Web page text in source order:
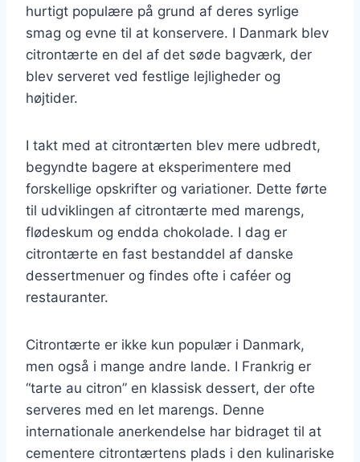
hurtigt populære på grund af deres syrlige
smag og evne til at konservere. I Danmark blev
citrontærte en del af det søde bagværk, der
blev serveret ved festlige lejligheder og
højtider.
I takt med at citrontærten blev mere udbredt,
begyndte bagere at eksperimentere med
forskellige opskrifter og variationer. Dette førte
til udviklingen af citrontærte med marengs,
flødeskum og endda chokolade. I dag er
citrontærte en fast bestanddel af danske
dessertmenuer og findes ofte i caféer og
restauranter.
Citrontærte er ikke kun populær i Danmark,
men også i mange andre lande. I Frankrig er
“tarte au citron” en klassisk dessert, der ofte
serveres med en let marengs. Denne
internationale anerkendelse har bidraget til at
cementere citrontærtens plads i den kulinariske